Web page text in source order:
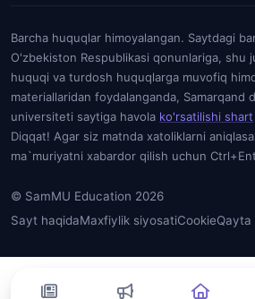
Barcha huquqlar himoyalangan. Saytdagi
O'zbekiston Respublikasi qonunlariga, shu
huquqi va turdosh huquqlarga muvofiq
materiallaridan foydalanganda, Samarqand
universiteti saytiga havola ko'rsatilishi shart
Diqqat! Agar siz matnda xatoliklarni
ma`muriyatni xabardor qilish uchun
© SamMU Education 2026
Sayt haqidaMaxfiylik siyosatiCookieQayta